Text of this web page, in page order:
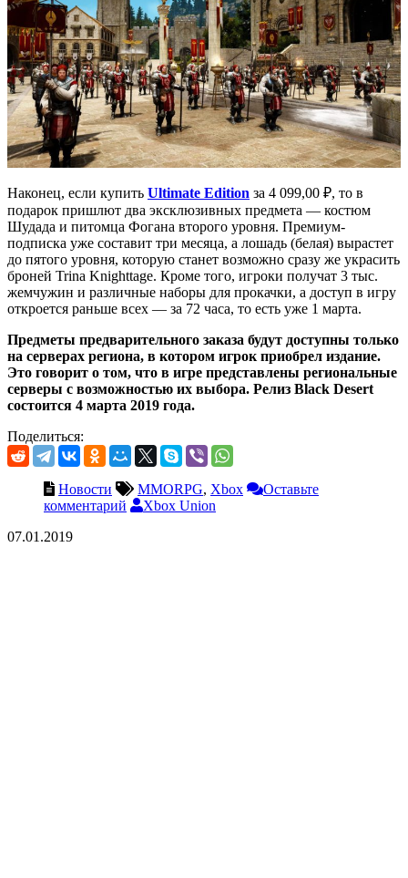
Наконец, если купить Ultimate Edition за 4 099,00 ₽, то в
подарок пришлют два эксклюзивных предмета — костюм
Шудада и питомца Фогана второго уровня. Премиум-
подписка уже составит три месяца, а лошадь (белая) вырастет
до пятого уровня, которую станет возможно сразу же украсить
броней Trina Knighttage. Кроме того, игроки получат 3 тыс.
жемчужин и различные наборы для прокачки, а доступ в игру
откроется раньше всех — за 72 часа, то есть уже 1 марта.
Предметы предварительного заказа будут доступны только
на серверах региона, в котором игрок приобрел издание.
Это говорит о том, что в игре представлены региональные
серверы с возможностью их выбора. Релиз Black Desert
состоится 4 марта 2019 года.
Поделиться:
Новости MMORPG, Xbox
Оставьте
комментарий
Xbox Union
07.01.2019